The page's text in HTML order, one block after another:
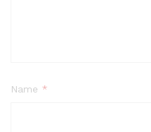
Name *